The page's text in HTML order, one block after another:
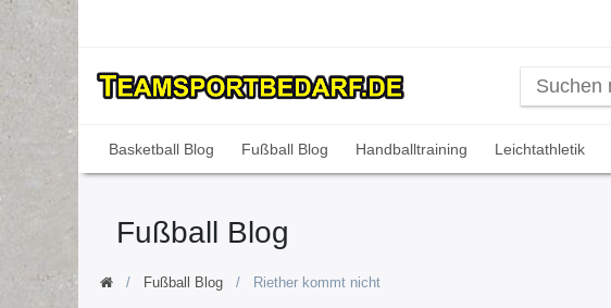
Basketball Blog Fußball Blog Handballtraining Leichtathletik
Fußball Blog
Fußball Blog Riether kommt nicht